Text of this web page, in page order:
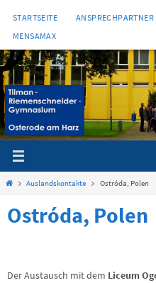
Inhalt
springen
STARTSEITE ANSPRECHPARTNER
MENSAMAX
StartAuslandskontakte Ostróda, Polen
Ostróda, Polen
Der Austausch mit dem Liceum